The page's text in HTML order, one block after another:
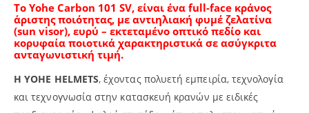
Το Yohe Carbon 101 SV, είναι ένα full-face κράνος
άριστης ποιότητας, με αντιηλιακή φυμέ ζελατίνα
(sun visor), ευρύ – εκτεταμένο οπτικό πεδίο και
κορυφαία ποιοτικά χαρακτηριστικά σε ασύγκριτα
ανταγωνιστική τιμή.
ΗYOHE HELMETS, έχοντας πολυετή εμπειρία, τεχνολογία
και τεχνογνωσία στην κατασκευή κρανών με ειδικές